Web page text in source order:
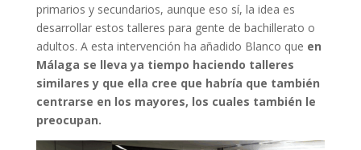
primarios y secundarios, aunque eso sí, la idea es
desarrollar estos talleres para gente de bachillerato o
adultos. A esta intervención ha añadido Blanco que en
Málaga se lleva ya tiempo haciendo talleres
similares y que ella cree que habría que también
centrarse en los mayores, los cuales también le
preocupan.